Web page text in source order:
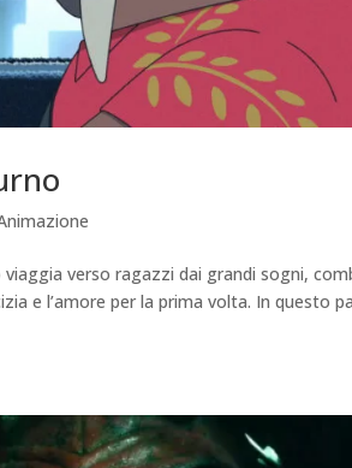
viaggia verso ragazzi dai grandi sogni,
e l’amore per la prima volta. In questo